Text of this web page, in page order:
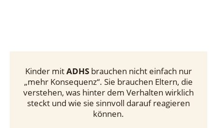
Kinder mitADHS brauchen nicht einfach nur
„mehr Konsequenz“. Sie brauchen Eltern, die
verstehen, was hinter dem Verhalten wirklich
steckt und wie sie sinnvoll darauf reagieren
können.